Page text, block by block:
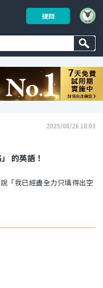
提問
2025/08/26 18:03
的英語！
「我已經盡全力只填得出空